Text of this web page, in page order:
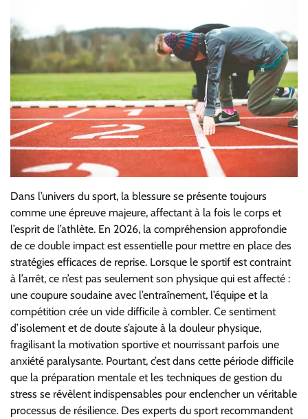
Dans l’univers du sport, la blessure se présente toujours
comme une épreuve majeure, affectant à la fois le corps et
l’esprit de l’athlète. En 2026, la compréhension approfondie
de ce double impact est essentielle pour mettre en place des
stratégies efficaces de reprise. Lorsque le sportif est contraint
à l’arrêt, ce n’est pas seulement son physique qui est affecté :
une coupure soudaine avec l’entraînement, l’équipe et la
compétition crée un vide difficile à combler. Ce sentiment
d’isolement et de doute s’ajoute à la douleur physique,
fragilisant la motivation sportive et nourrissant parfois une
anxiété paralysante. Pourtant, c’est dans cette période difficile
que la préparation mentale et les techniques de gestion du
stress se révèlent indispensables pour enclencher un véritable
processus de résilience. Des experts du sport recommandent